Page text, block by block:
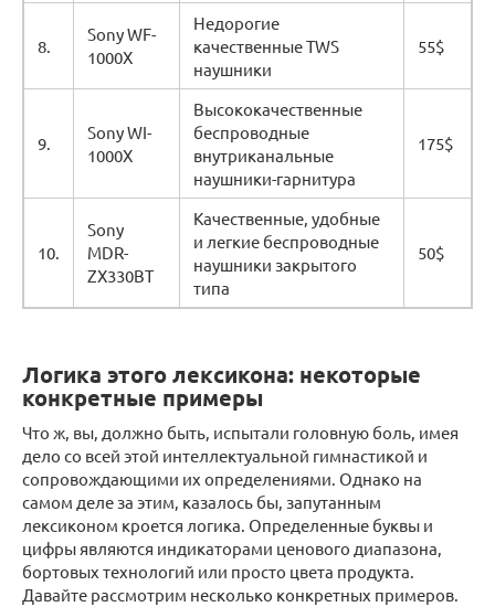
8.
Sony WF-
1000X
Недорогие
качественные TWS
наушники
55$
9.
Sony WI-
1000X
Высококачественные
беспроводные
внутриканальные
наушники-гарнитура
175$
10.
Sony
MDR-
ZX330BT
Качественные, удобные
и легкие беспроводные
наушники закрытого
типа
50$
Логика этого лексикона: некоторые
конкретные примеры
Что ж, вы, должно быть, испытали головную боль, имея
дело со всей этой интеллектуальной гимнастикой и
сопровождающими их определениями. Однако на
самом деле за этим, казалось бы, запутанным
лексиконом кроется логика. Определенные буквы и
цифры являются индикаторами ценового диапазона,
бортовых технологий или просто цвета продукта.
Давайте рассмотрим несколько конкретных примеров.